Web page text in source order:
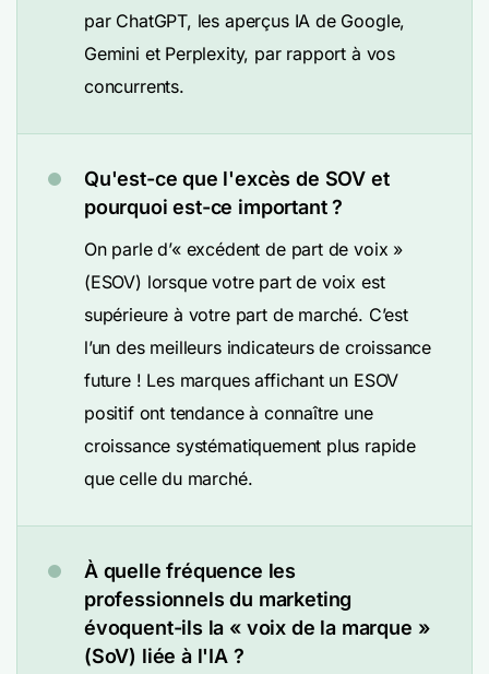
par ChatGPT, les aperçus IA de Google,
Gemini et Perplexity, par rapport à vos
concurrents.
Qu'est-ce que l'excès de SOV et
pourquoi est-ce important ?
On parle d’« excédent de part de voix »
(ESOV) lorsque votre part de voix est
supérieure à votre part de marché. C’est
l’un des meilleurs indicateurs de croissance
future ! Les marques affichant un ESOV
positif ont tendance à connaître une
croissance systématiquement plus rapide
que celle du marché.
À quelle fréquence les
professionnels du marketing
évoquent-ils la « voix de la marque »
(SoV) liée à l'IA ?